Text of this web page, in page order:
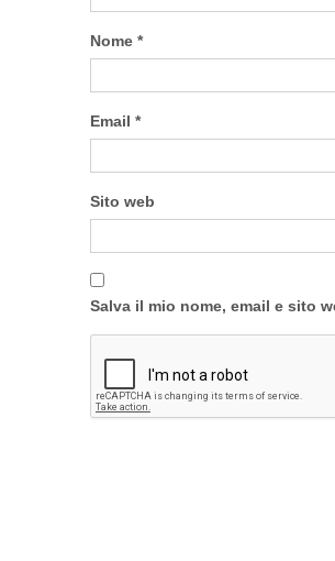
Nome *
Email *
Sito web
Salva il mio nome, email e sito